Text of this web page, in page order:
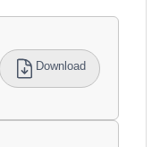
Download